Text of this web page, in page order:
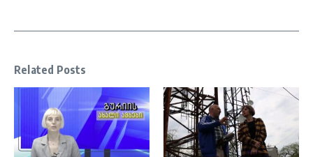
Related Posts